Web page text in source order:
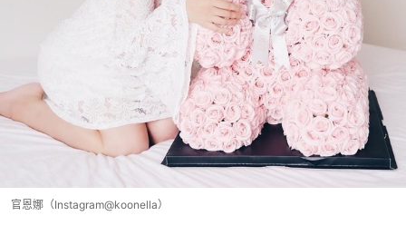
官恩娜（Instagram@koonella）